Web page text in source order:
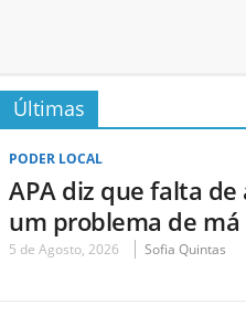
Últimas
PODER LOCAL
APA diz que falta
um problema de má
5 de Agosto, 2026 Sofia Quintas